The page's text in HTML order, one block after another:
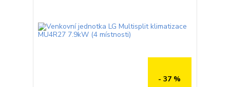
- 37 %